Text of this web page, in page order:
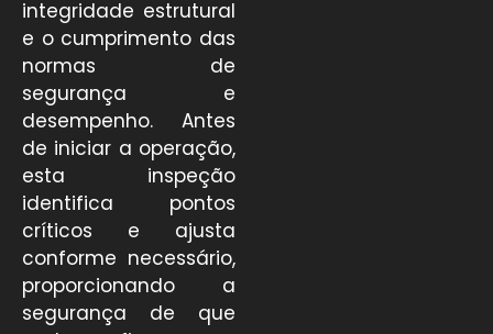
integridade estrutural
e o cumprimento das
normas de
segurança e
desempenho. Antes
de iniciar a operação,
esta inspeção
identifica pontos
críticos e ajusta
conforme necessário,
proporcionando a
segurança de que